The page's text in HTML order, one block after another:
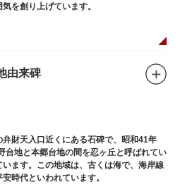
を創り上げています。
由来碑
財天入口近くにある石碑で、昭和41年
台地と本郷台地の間を忍ヶ丘と呼ばれてい
ます。この地域は、古くは海で、海岸線
時代といわれています。